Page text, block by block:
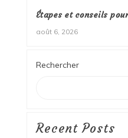
Étapes et conseils
août 6, 2026
Rechercher
Recent Posts